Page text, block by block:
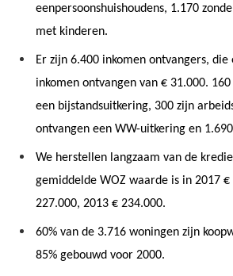
eenpersoonshuishoudens, 1.170
met kinderen.
Er zijn 6.400 inkomen ontvangers, die
inkomen ontvangen van € 31.000.
een bijstandsuitkering, 300 zijn
ontvangen een WW-uitkering en
We herstellen langzaam van de
gemiddelde WOZ waarde is in 2017
227.000, 2013 € 234.000.
60% van de 3.716 woningen zijn
85% gebouwd voor 2000.